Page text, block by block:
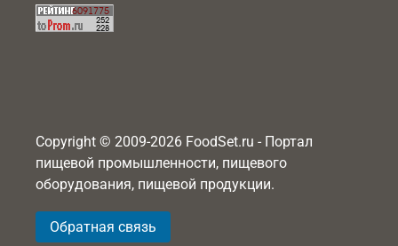
Copyright © 2009-2026 FoodSet.ru - Портал
пищевой промышленности, пищевого
оборудования, пищевой продукции.
Обратная связь